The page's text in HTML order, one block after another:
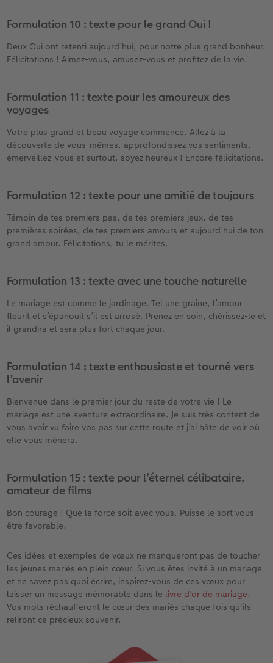
Formulation 10 : texte pour le grand Oui !
Deux Oui ont retenti aujourd’hui, pour notre plus grand bonheur.
Félicitations ! Aimez-vous, amusez-vous et profitez de la vie.
Formulation 11 : texte pour les amoureux des
voyages
Votre plus grand et beau voyage commence. Allez à la
découverte de vous-mêmes, approfondissez vos sentiments,
émerveillez-vous et surtout, soyez heureux ! Encore félicitations.
Formulation 12 : texte pour une amitié de toujours
Témoin de tes premiers pas, de tes premiers jeux, de tes
premières soirées, de tes premiers amours et aujourd’hui de ton
grand amour. Félicitations, tu le mérites.
Formulation 13 : texte avec une touche naturelle
Le mariage est comme le jardinage. Tel une graine, l’amour
fleurit et s’épanouit s’il est arrosé. Prenez en soin, chérissez-le et
il grandira et sera plus fort chaque jour.
Formulation 14 : texte enthousiaste et tourné vers
l’avenir
Bienvenue dans le premier jour du reste de votre vie ! Le
mariage est une aventure extraordinaire. Je suis très content de
vous avoir vu faire vos pas sur cette route et j’ai hâte de voir où
elle vous mènera.
Formulation 15 : texte pour l’éternel célibataire,
amateur de films
Bon courage ! Que la force soit avec vous. Puisse le sort vous
être favorable.
Ces idées et exemples de vœux ne manqueront pas de toucher
les jeunes mariés en plein cœur. Si vous êtes invité à un mariage
et ne savez pas quoi écrire, inspirez-vous de ces vœux pour
laisser un message mémorable dans le livre d'or de mariage.
Vos mots réchaufferont le cœur des mariés chaque fois qu'ils
reliront ce précieux souvenir.